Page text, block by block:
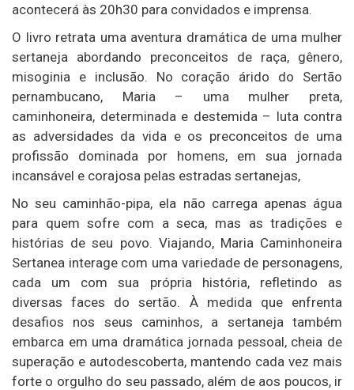
acontecerá às 20h30 para convidados e imprensa.
O livro retrata uma aventura dramática de uma mulher
sertaneja abordando preconceitos de raça, gênero,
misoginia e inclusão. No coração árido do Sertão
pernambucano, Maria – uma mulher preta,
caminhoneira, determinada e destemida – luta contra
as adversidades da vida e os preconceitos de uma
profissão dominada por homens, em sua jornada
incansável e corajosa pelas estradas sertanejas,
No seu caminhão-pipa, ela não carrega apenas água
para quem sofre com a seca, mas as tradições e
histórias de seu povo. Viajando, Maria Caminhoneira
Sertanea interage com uma variedade de personagens,
cada um com sua própria história, refletindo as
diversas faces do sertão. À medida que enfrenta
desafios nos seus caminhos, a sertaneja também
embarca em uma dramática jornada pessoal, cheia de
superação e autodescoberta, mantendo cada vez mais
forte o orgulho do seu passado, além de aos poucos, ir